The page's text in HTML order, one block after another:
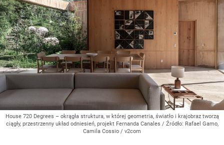
House 720 Degrees – okrągła struktura, w której geometria, światło i krajobraz tworzą
ciągły, przestrzenny układ odniesień, projekt Fernanda Canales / Źródło: Rafael Gamo,
Camila Cossio / v2com